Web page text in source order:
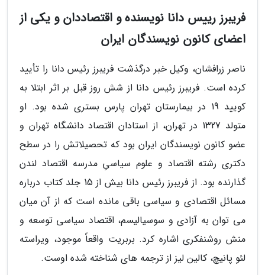
فریبرز رییس دانا نویسنده و اقتصاددان و یکی از
اعضای کانون نویسندگان ایران
ناصر زرافشان، وکیل خبر درگذشت فریبرز رئیس دانا را تأیید
کرده است. فریبرز رئیس دانا از شش روز قبل بر اثر ابتلا به
کویید 19 در بیمارستان تهران پارس بستری شده بود. او
متولد 1327 در تهران، از استادان اقتصاد دانشگاه تهران و
عضو کانون نویسندگان ایران بود که تحصیلاتش را در سطح
دکتری رشته اقتصاد و علوم سیاسیِ مدرسه اقتصاد لندن
گذارنده بود. از فریبرز رئیس دانا بیش از 15 جلد کتاب درباره
مسائل اقتصادی و سیاسی باقی مانده است که از آن میان
می توان به آزادی و سوسیالیسم، اقتصاد سیاسی توسعه و
منش روشنفکری اشاره کرد. بربریت واقعاً موجود، ویراسته
لئو پانیچ، کالین لیز از ترجمه های شناخته شده اوست.